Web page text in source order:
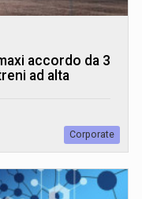
accordo da 3
ad alta
Corporate